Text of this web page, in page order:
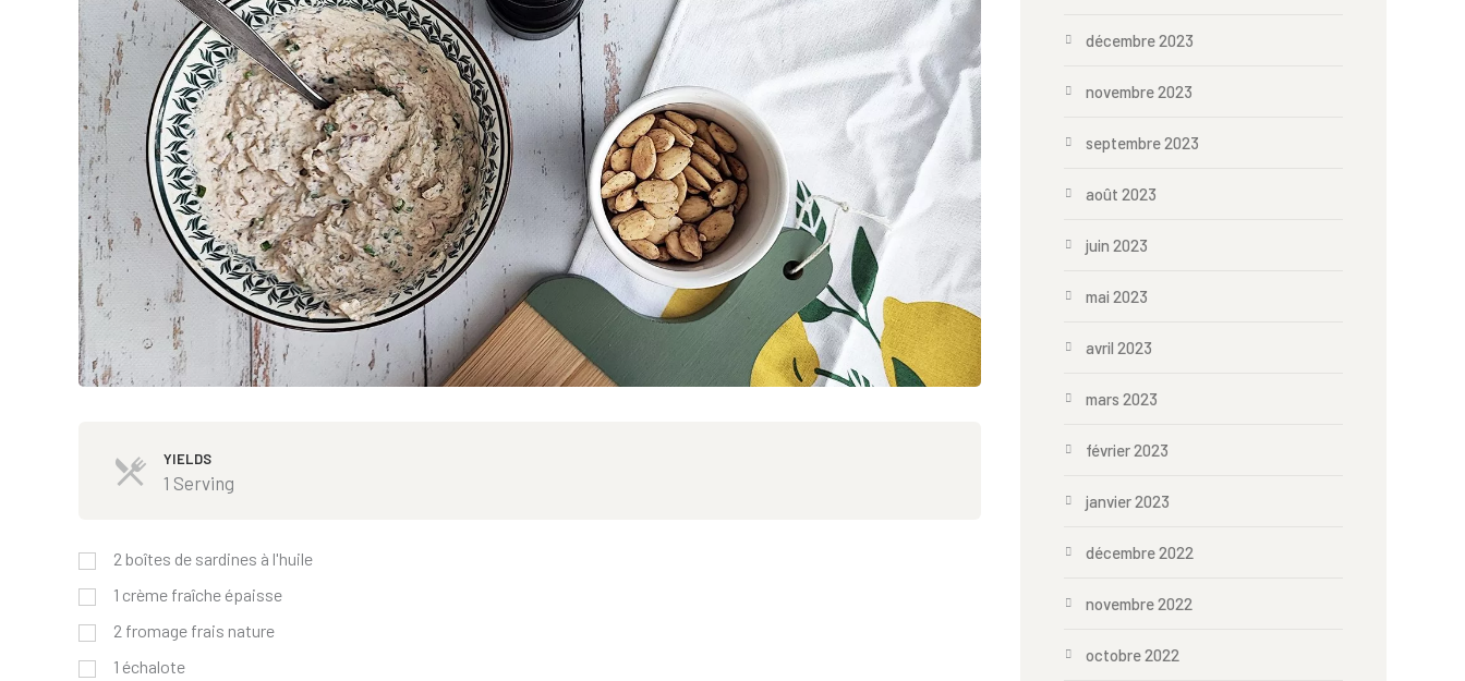
YIELDS
1 Serving
2 boîtes de sardines à l'huile
1 crème fraîche épaisse
2 fromage frais nature
1 échalote
décembre 2023
novembre 2023
septembre 2023
août 2023
juin 2023
mai 2023
avril 2023
mars 2023
février 2023
janvier 2023
décembre 2022
novembre 2022
octobre 2022